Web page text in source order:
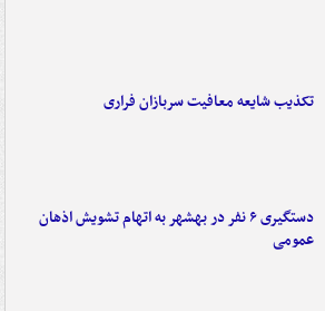
تکذیب شایعه معافیت سربازان فراری
دستگیری ۶ نفر در بهشهر به اتهام تشویش اذهان
عمومی